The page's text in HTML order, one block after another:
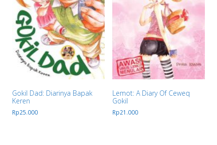
Gokil Dad: Diarinya Bapak
Keren
Rp25.000
Lemot: A Diary Of Ceweq
Gokil
Rp21.000